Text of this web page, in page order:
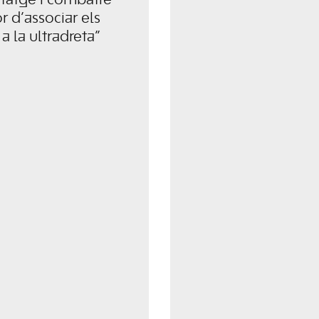
d’associar els
la ultradreta”